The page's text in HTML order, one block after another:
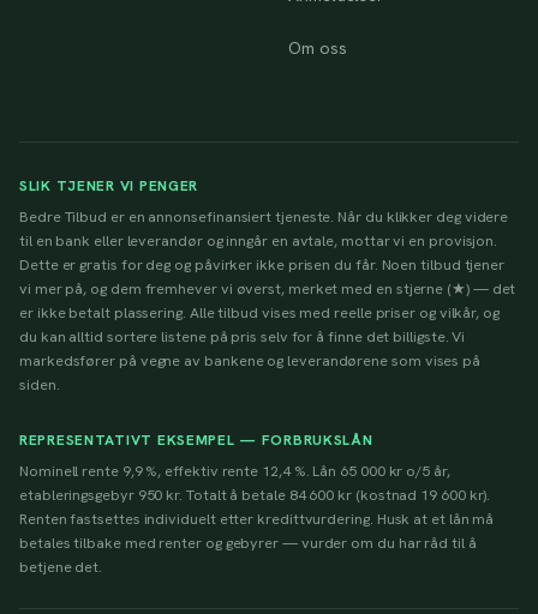
Om oss
SLIK TJENER VI PENGER
Bedre Tilbud er en annonsefinansiert tjeneste. Når du klikker deg videre
til en bank eller leverandør og inngår en avtale, mottar vi en provisjon.
Dette er gratis for deg og påvirker ikke prisen du får. Noen tilbud tjener
vi mer på, og dem fremhever vi øverst, merket med en stjerne (★) — det
er ikke betalt plassering. Alle tilbud vises med reelle priser og vilkår, og
du kan alltid sortere listene på pris selv for å finne det billigste. Vi
markedsfører på vegne av bankene og leverandørene som vises på
siden.
REPRESENTATIVT EKSEMPEL — FORBRUKSLÅN
Nominell rente 9,9 %, effektiv rente 12,4 %. Lån 65 000 kr o/5 år,
etableringsgebyr 950 kr. Totalt å betale 84 600 kr (kostnad 19 600 kr).
Renten fastsettes individuelt etter kredittvurdering. Husk at et lån må
betales tilbake med renter og gebyrer — vurder om du har råd til å
betjene det.